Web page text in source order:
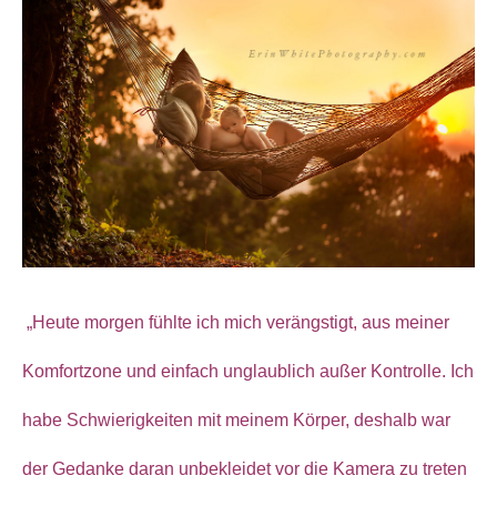
„Heute morgen fühlte ich mich verängstigt, aus meiner
Komfortzone und einfach unglaublich außer Kontrolle. Ich
habe Schwierigkeiten mit meinem Körper, deshalb war
der Gedanke daran unbekleidet vor die Kamera zu treten